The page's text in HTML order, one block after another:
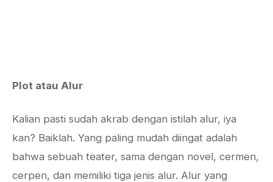
Plot atau Alur
Kalian pasti sudah akrab dengan istilah alur, iya
kan? Baiklah. Yang paling mudah diingat adalah
bahwa sebuah teater, sama dengan novel, cermen,
cerpen, dan memiliki tiga jenis alur. Alur yang